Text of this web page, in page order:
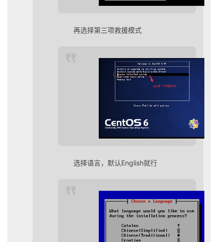
再选择第三项救援模式
选择语言，默认English就行